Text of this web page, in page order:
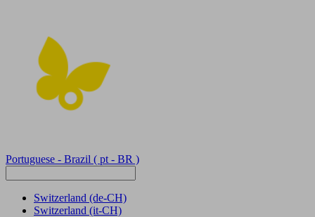
Portuguese - Brazil ( pt - BR )
Switzerland (de-CH)
Switzerland (it-CH)